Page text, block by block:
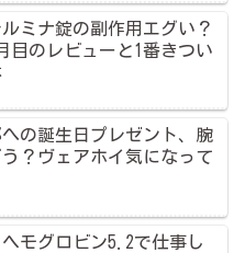
ルミナ錠の副作用エグい？
目のレビューと1番きつい
の誕生日プレゼント、腕
？ヴェアホイ気になって
ヘモグロビン5.2で仕事し